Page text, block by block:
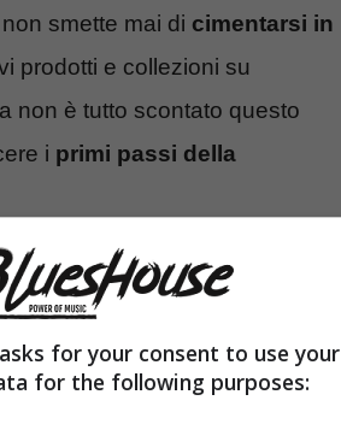
smette mai di cimentarsi in
prodotti e collezioni su
non è tutto scontato questo
i primi passi della
Ferragni
for your consent to use your
for the following purposes: